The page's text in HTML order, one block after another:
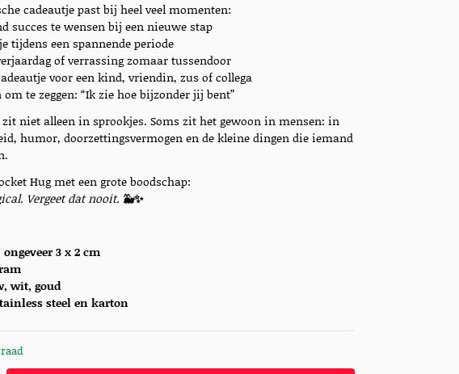
cadeautje past bij heel veel momenten:
succes te wensen bij een nieuwe stap
tijdens een spannende periode
of verrassing zomaar tussendoor
voor een kind, vriendin, zus of collega
om te zeggen: “Ik zie hoe bijzonder jij bent”
niet alleen in sprookjes. Soms zit het gewoon in mensen: in
humor, doorzettingsvermogen en de kleine dingen die iemand
Hug met een grote boodschap:
Vergeet dat nooit. 🐳✨
3 x 2 cm
wit, goud
steel en karton